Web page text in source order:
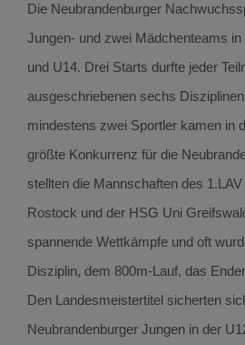
Die Neubrandenburger
Jungen- und zwei Mädchenteams
und U14. Drei Starts durfte jeder
ausgeschriebenen sechs
mindestens zwei Sportler kamen in
größte Konkurrenz für die
stellten die Mannschaften des
Rostock und der HSG Uni
spannende Wettkämpfe und oft
Disziplin, dem 800m-Lauf, das
Den Landesmeistertitel sicherten
Neubrandenburger Jungen in der